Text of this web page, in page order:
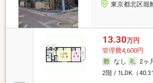
東京都北区堀
13.30万円
管理費4,600円
なし
2ヶ
2階 / 1LDK（